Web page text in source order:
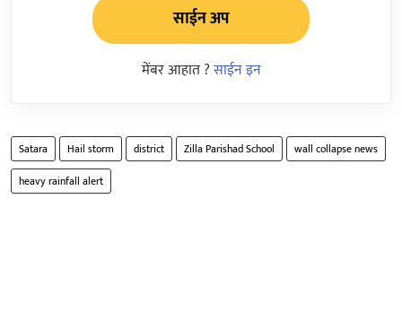
साईन अप
मेंबर आहात ?साईन इन
Satara Hail storm district Zilla Parishad School
wall collapse news
heavy rainfall alert